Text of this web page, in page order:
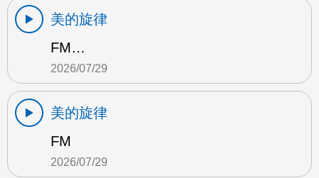
美的旋律
FM…
2026/07/29
美的旋律
FM
2026/07/29